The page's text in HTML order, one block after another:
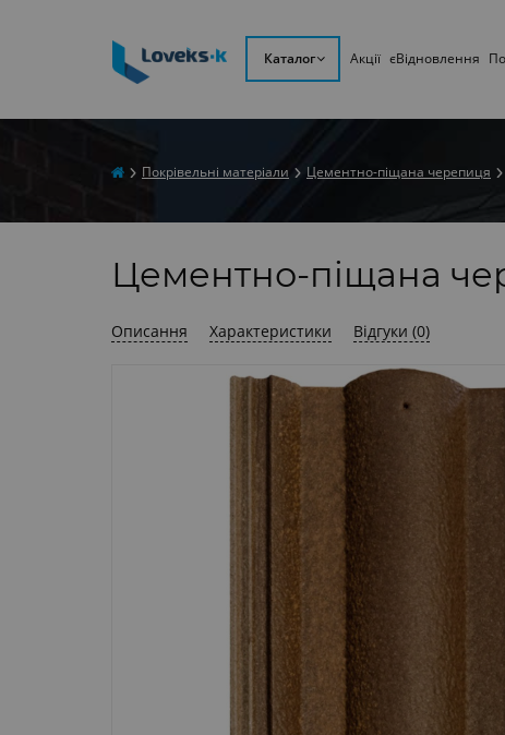
Каталог Акції єВідновлення
Покрівельні матеріали Цементно-піщана черепиця
Цементно-піщана
Описання Характеристики Відгуки (0)